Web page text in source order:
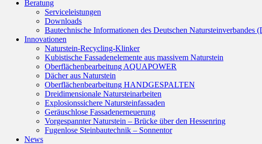
Beratung
Serviceleistungen
Downloads
Bautechnische Informationen des Deutschen Natursteinverbandes
Innovationen
Naturstein-Recycling-Klinker
Kubistische Fassadenelemente aus massivem Naturstein
Oberflächenbearbeitung AQUAPOWER
Dächer aus Naturstein
Oberflächenbearbeitung HANDGESPALTEN
Dreidimensionale Natursteinarbeiten
Explosionssichere Natursteinfassaden
Geräuschlose Fassadenerneuerung
Vorgespannter Naturstein – Brücke über den Hessenring
Fugenlose Steinbautechnik – Sonnentor
News